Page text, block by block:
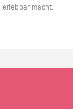
macht.